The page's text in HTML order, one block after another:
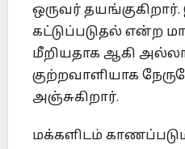
ஒருவர் தயங்குகிறார்.
கட்டுப்படுதல் என்ற
மீறியதாக ஆகி
குற்றவாளியாக
அஞ்சுகிறார்.
மக்களிடம்